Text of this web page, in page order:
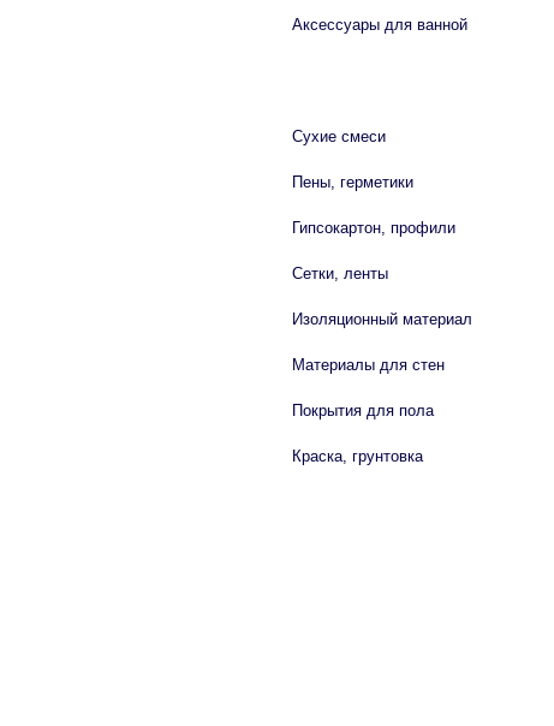
Аксессуары для ванной
Сухие смеси
Пены, герметики
Гипсокартон, профили
Сетки, ленты
Изоляционный материал
Материалы для стен
Покрытия для пола
Краска, грунтовка